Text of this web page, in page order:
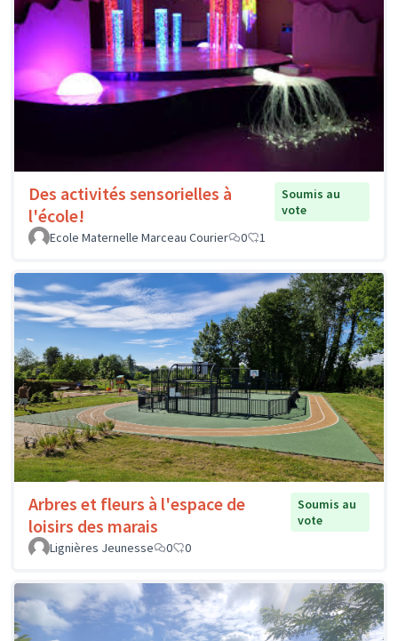
Des activités sensorielles à
l'école!
Soumis au
vote
Ecole Maternelle Marceau Courier
0 1
Arbres et fleurs à l'espace de
loisirs des marais
Soumis au
vote
Lignières Jeunesse
0 0